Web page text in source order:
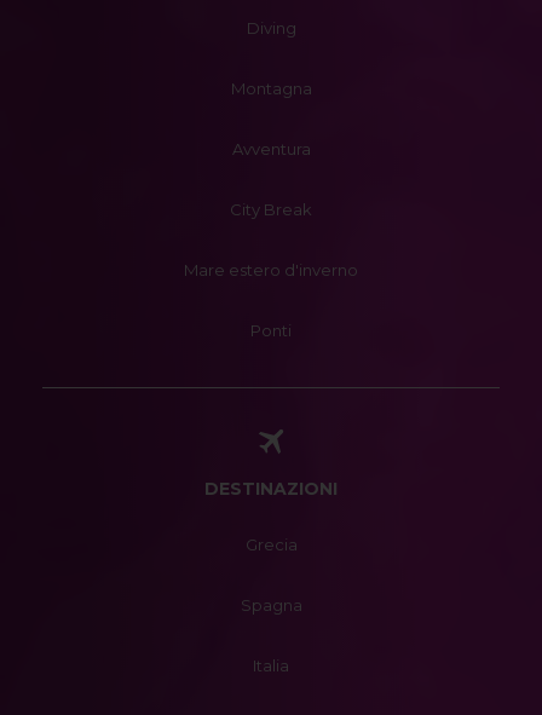
Diving
Montagna
Avventura
City Break
Mare estero d'inverno
Ponti
DESTINAZIONI
Grecia
Spagna
Italia